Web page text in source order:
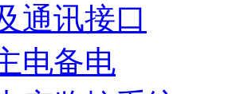
通讯接口
电备电